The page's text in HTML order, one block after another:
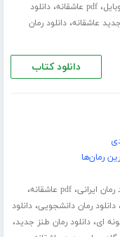
،pdf عاشقانه ،دانلود
عاشقانه،دانلود رمان
دانلود کتاب
رمان‌ها
رمان ایرانی،pdf عاشقانه ،
،دانلود رمان دانشجویی،دانلود
ای،دانلود رمان طنز جدید،